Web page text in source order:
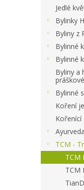
Jedlé
Bylinky
Byliny z
Bylinné
Bylinné
Byliny a
práškové
Bylinné
Koření
Kořenící
Ayurveda
TCM -
TCM
TCM